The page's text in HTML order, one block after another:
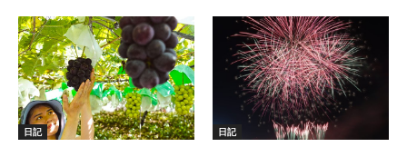
日記
日記